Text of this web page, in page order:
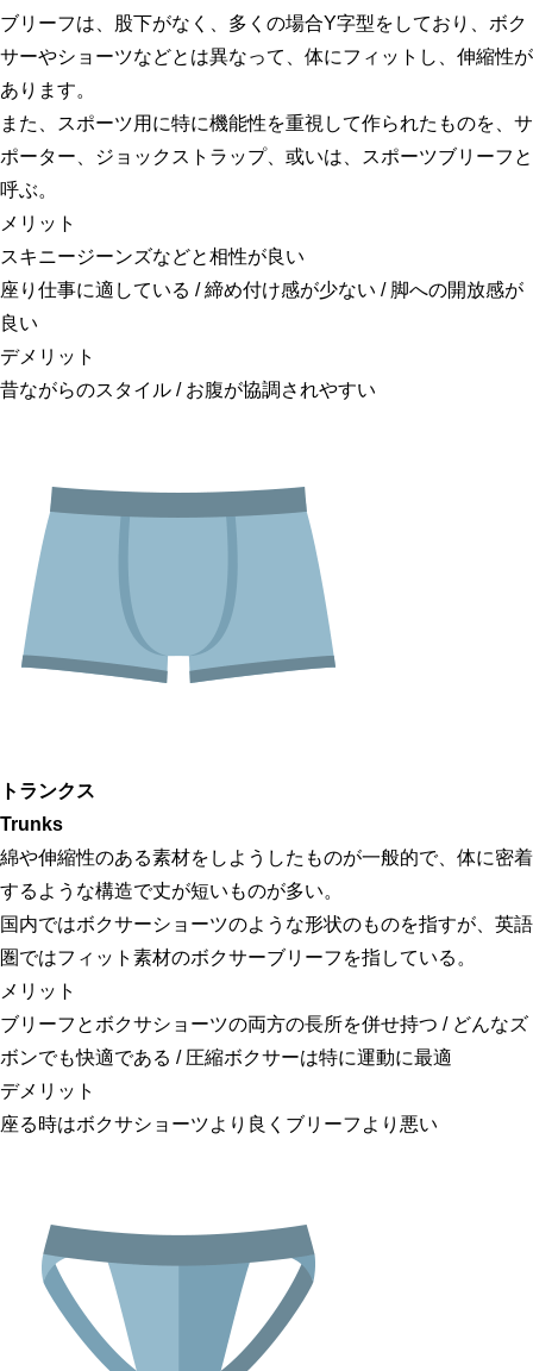
ブリーフは、股下がなく、多くの場合Y字型をしており、ボク
サーやショーツなどとは異なって、体にフィットし、伸縮性が
あります。
また、スポーツ用に特に機能性を重視して作られたものを、サ
ポーター、ジョックストラップ、或いは、スポーツブリーフと
呼ぶ。
メリット
スキニージーンズなどと相性が良い
座り仕事に適している / 締め付け感が少ない / 脚への開放感が
良い
デメリット
昔ながらのスタイル / お腹が協調されやすい
トランクス
Trunks
綿や伸縮性のある素材をしようしたものが一般的で、体に密着
するような構造で丈が短いものが多い。
国内ではボクサーショーツのような形状のものを指すが、英語
圏ではフィット素材のボクサーブリーフを指している。
メリット
ブリーフとボクサショーツの両方の長所を併せ持つ / どんなズ
ボンでも快適である / 圧縮ボクサーは特に運動に最適
デメリット
座る時はボクサショーツより良くブリーフより悪い